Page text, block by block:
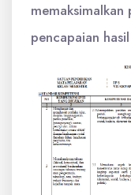
pencapaian